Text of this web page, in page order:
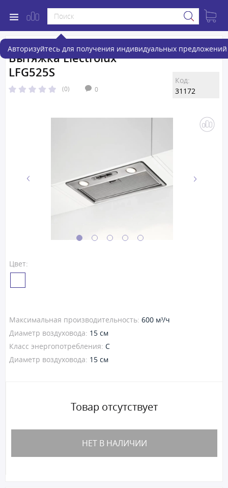
Авторизуйтесь для получения индивидуальных предложений
Вытяжка Electrolux
LFG525S
(0) 0
Код:
31172
Цвет:
Максимальная производительность: 600 м³/ч
Диаметр воздуховода: 15 см
Класс энергопотребления: C
Диаметр воздуховода: 15 см
Товар отсутствует
НЕТ В НАЛИЧИИ